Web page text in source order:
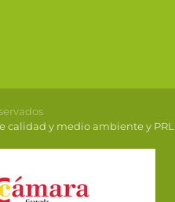
calidad y medio ambiente y PRL